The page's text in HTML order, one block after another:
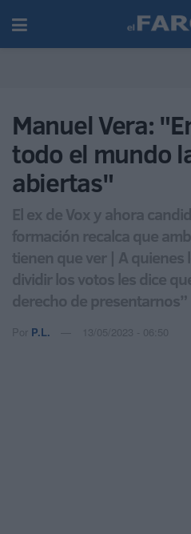
Manuel Vera:
todo el mundo
abiertas"
El ex de Vox y ahora
formación recalca que
tienen que ver | A quienes
dividir los votos les dice
derecho de presentarnos”
Por P.L. 13/05/2023 - 06:50